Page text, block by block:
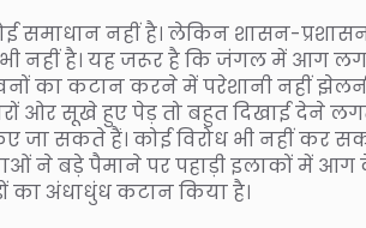
समाधान नहीं है। लेकिन शासन-
भी नहीं है। यह जरूर है कि जंगल में आग
का कटान करने में परेशानी नहीं
ओर सूखे हुए पेड़ तो बहुत दिखाई देने
सकते हैं। कोई विरोध भी नहीं कर
ने बड़े पैमाने पर पहाड़ी इलाकों में आग
का अंधाधुंध कटान किया है।